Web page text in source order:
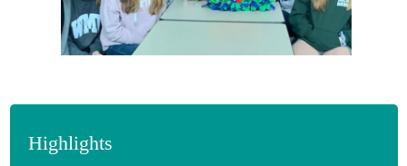
Highlights